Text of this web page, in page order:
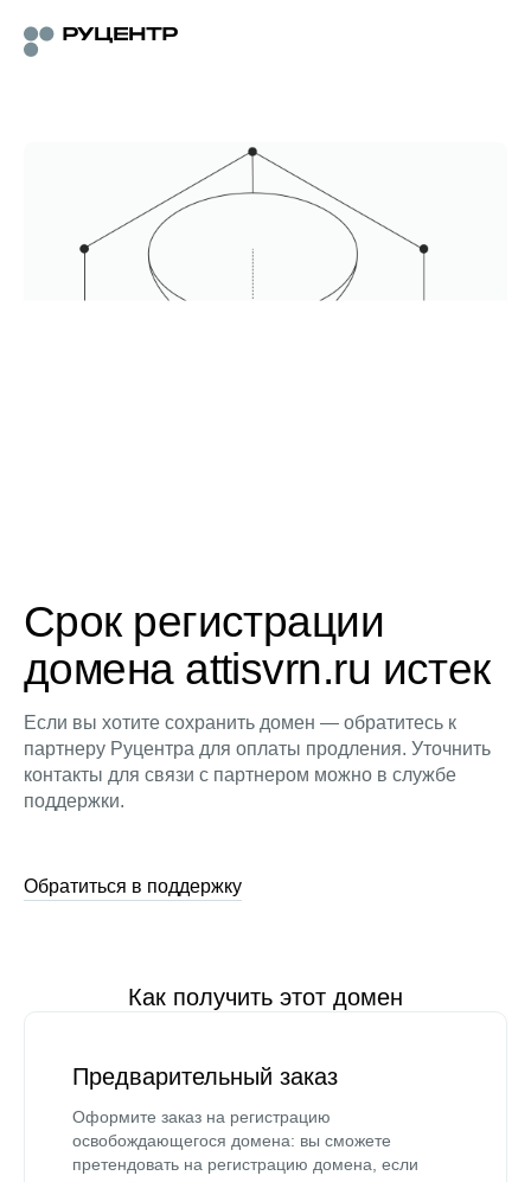
Срок регистрации
домена attisvrn.ru истек
Если вы хотите сохранить домен — обратитесь к
партнеру Руцентра для оплаты продления. Уточнить
контакты для связи с партнером можно в службе
поддержки.
Обратиться в поддержку
Как получить этот домен
Предварительный заказ
Оформите заказ на регистрацию
освобождающегося домена: вы сможете
претендовать на регистрацию домена, если